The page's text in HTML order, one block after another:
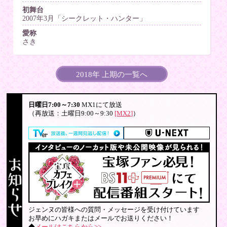
初舞台
2007年3月「シークレット・ハンター」
愛称
さき
2018年 上期の一覧へ
日曜日7:00～7:30 MX1にて放送
（再放送：土曜日9:00～9:30 [MX2]）
ジェンヌの皆様への質問・メッセージを受け付けています
お早めにハガキまたはメールでお送りください！